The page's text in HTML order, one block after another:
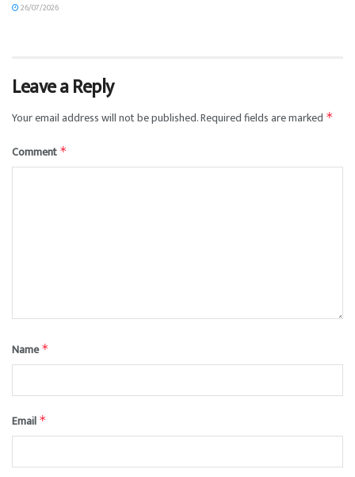
26/07/2026
Leave a Reply
Your email address will not be published.Required fields are marked *
Comment *
Name*
Email *